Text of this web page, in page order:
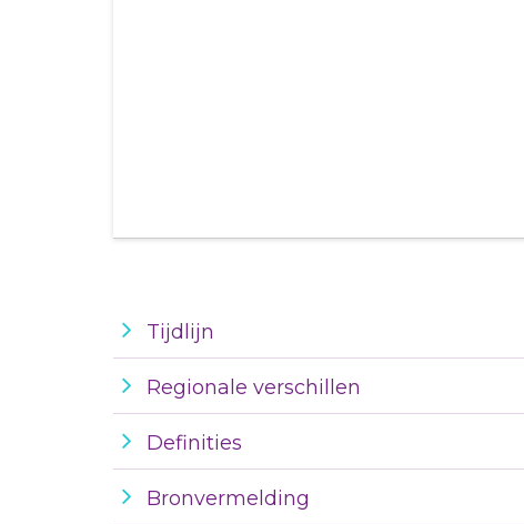
Tijdlijn
Regionale verschillen
Definities
Bronvermelding